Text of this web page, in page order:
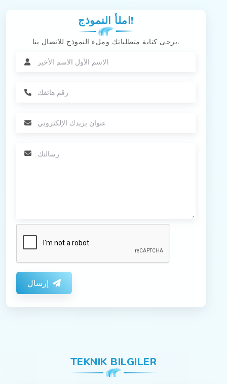
املأ النموذج!
يرجى كتابة متطلباتك وملء النموذج للاتصال بنا.
إرسال
TEKNIK BILGILER